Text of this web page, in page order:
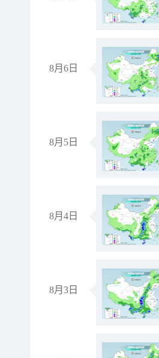
8月6日
8月5日
8月4日
8月3日